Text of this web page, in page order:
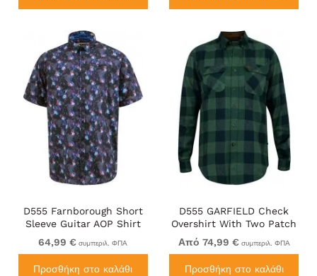
D555 Farnborough Short
Sleeve Guitar AOP Shirt
With Hidden Button Down
Black
64,99 € συμπεριλ. ΦΠΑ
Προσθήκη στο καλάθι
D555 GARFIELD Check
Overshirt With Two Patch
Pockets & Button Down
Collar Navy
Από 74,99 € συμπεριλ. ΦΠΑ
Προσθήκη στο καλάθι